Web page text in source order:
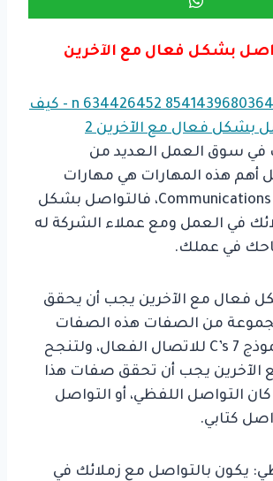
بشكل فعال مع الآخرين
سوق العمل العديد من
أهم هذه المهارات هي مهارات
Communications، فالتواصل بشكل
في العمل ومع عملاء الشركة له
في عملك.
فعال مع الآخرين يجب أن يحقق
من الصفات هذه الصفات
7 C’s
للاتصال الفعال، ولتنجح
الآخرين يجب أن تحقق صفات هذا
التواصل اللفظي، أو التواصل
كتابي.
يكون بالتواصل مع زملائك في